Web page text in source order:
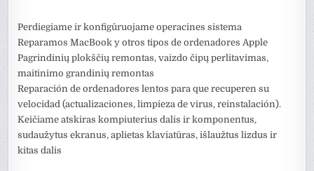
Perdiegiame ir konfigūruojame operacines sistema
Reparamos MacBook y otros tipos de ordenadores Apple
Pagrindinių plokščių remontas, vaizdo čipų perlitavimas,
maitinimo grandinių remontas
Reparación de ordenadores lentos para que recuperen su
velocidad (actualizaciones, limpieza de virus, reinstalación).
Keičiame atskiras kompiuterius dalis ir komponentus,
sudaužytus ekranus, aplietas klaviatūras, išlaužtus lizdus ir
kitas dalis